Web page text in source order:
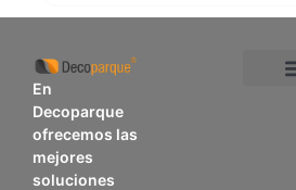
En
Decoparque
ofrecemos las
mejores
soluciones